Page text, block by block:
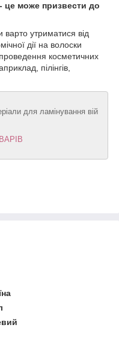
- це може призвести до
утриматися від
дії на волоски
косметичних
пілінгів,
для ламінування вій